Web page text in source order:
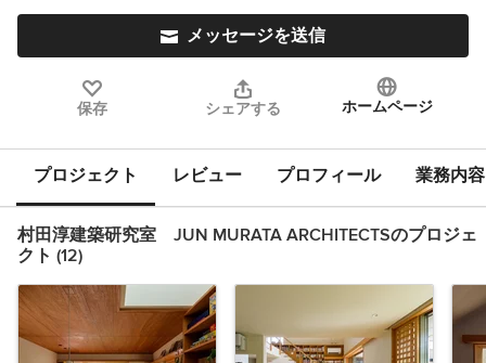
メッセージを送信
保存 シェアする ホームページ
プロジェクト レビュー プロフィール 業務内容
村田淳建築研究室 JUN MURATA ARCHITECTSのプロジェ
クト (12)